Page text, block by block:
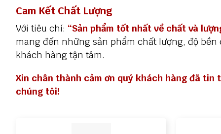
Cam Kết Chất Lượng
Với tiêu chí: “Sản phẩm tốt nhất về chất và
mang đến những sản phẩm chất lượng, độ bền
khách hàng tận tâm.
Xin chân thành cảm ơn quý khách hàng đã tin
chúng tôi!